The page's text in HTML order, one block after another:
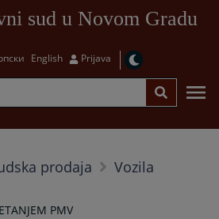
sud u Novom Gradu
English Prijava
prodaja Vozila
PMV